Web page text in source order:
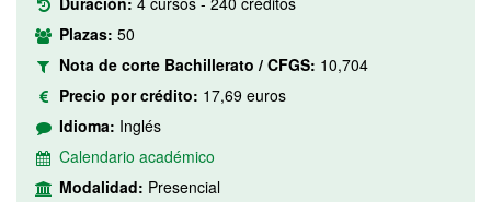
Plazas: 50
Nota de corte Bachillerato / CFGS: 10,704
Precio por crédito: 17,69 euros
Idioma: Inglés
Calendario académico
Modalidad: Presencial